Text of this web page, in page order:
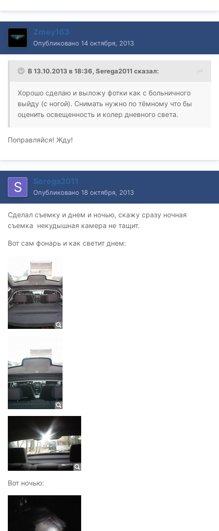
Zmey163
Опубликовано 14 октября, 2013
В 13.10.2013 в 18:36, Serega2011 сказал:
Хорошо сделаю и выложу фотки как с больничного
выйду (с ногой). Снимать нужно по тёмному что бы
оценить освещенность и колер дневного света.
Поправляйся! Жду!
Serega2011
Опубликовано 18 октября, 2013
Сделал съемку и днем и ночью, скажу сразу ночная
съемка некудышная камера не тащит.
Вот сам фонарь и как светит днем:
Вот ночью: